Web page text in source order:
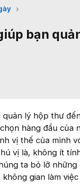
bạn
quản lý hộp thư
hàng đầu của
vị thế của mình
vị là, không ít
ta bỏ lỡ
gian làm việc